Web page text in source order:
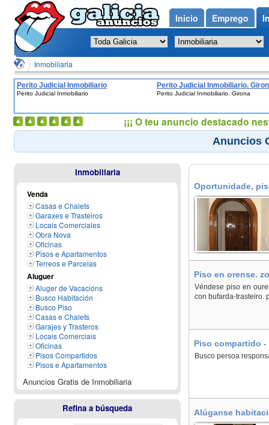
Inmobiliaria
Perito Judicial Inmobiliario
Perito Judicial Inmobiliario
Perito Judicial Inmobiliario.
Perito Judicial Inmobiliario. Girona
Anuncios
Oportunidade,
Piso en orense.
Véndese piso en
con bufarda-trasteiro.
Piso compartido -
Busco persoa
Alúganse
Inmobiliaria
Venda
Casas e Chalets
Garaxes e Trasteiros
Locais Comerciales
Obra Nova
Oficinas
Pisos e Apartamentos
Terreos e Parcelas
Aluguer
Aluger de Vacacións
Busco Habitación
Busco Piso
Casas e Chalets
Garajes y Trasteros
Locais Comerciais
Oficinas
Pisos Compartidos
Pisos e Apartamentos
Anuncios Gratis de Inmobiliaria
Refina a búsqueda
Inicio Emprego
¡¡¡ O teu anuncio destacado